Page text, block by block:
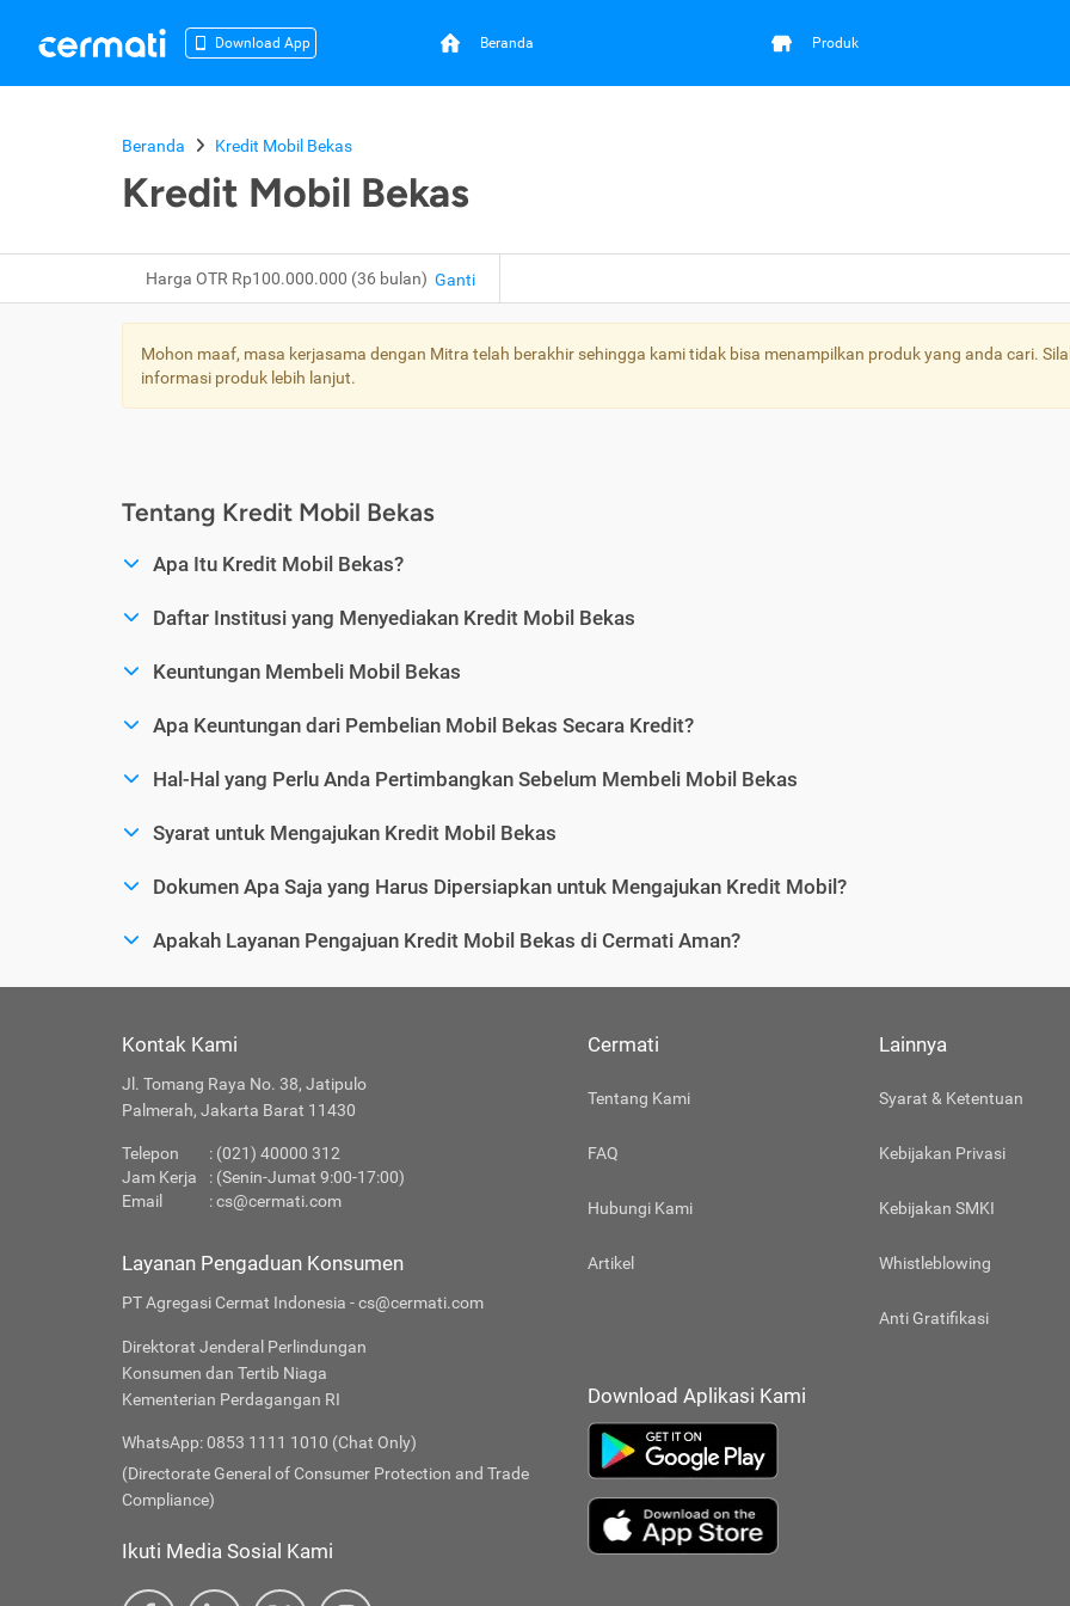
Download App Beranda Produk
Beranda Kredit Mobil Bekas
Kredit Mobil Bekas
Harga OTR Rp100.000.000 (36 bulan) Ganti
Mohon maaf, masa kerjasama dengan Mitra telah berakhir sehingga kami tidak bisa menampilkan produk yang anda cari.
informasi produk lebih lanjut.
Tentang Kredit Mobil Bekas
Apa Itu Kredit Mobil Bekas?
Daftar Institusi yang Menyediakan Kredit Mobil Bekas
Keuntungan Membeli Mobil Bekas
Apa Keuntungan dari Pembelian Mobil Bekas Secara Kredit?
Hal-Hal yang Perlu Anda Pertimbangkan Sebelum Membeli Mobil Bekas
Syarat untuk Mengajukan Kredit Mobil Bekas
Dokumen Apa Saja yang Harus Dipersiapkan untuk Mengajukan Kredit Mobil?
Apakah Layanan Pengajuan Kredit Mobil Bekas di Cermati Aman?
Kontak Kami
Jl. Tomang Raya No. 38, Jatipulo
Palmerah, Jakarta Barat 11430
Telepon
: (021) 40000 312
Jam Kerja
: (Senin-Jumat 9:00-17:00)
Email
:cs@cermati.com
Layanan Pengaduan Konsumen
PT Agregasi Cermat Indonesia - cs@cermati.com
Direktorat Jenderal Perlindungan
Konsumen dan Tertib Niaga
Kementerian Perdagangan RI
WhatsApp: 0853 1111 1010 (Chat Only)
(Directorate General of Consumer Protection and Trade
Compliance)
Ikuti Media Sosial Kami
Cermati
Tentang Kami
FAQ
Hubungi Kami
Artikel
Lainnya
Syarat & Ketentuan
Kebijakan Privasi
Kebijakan SMKI
Whistleblowing
Anti Gratifikasi
Download Aplikasi Kami